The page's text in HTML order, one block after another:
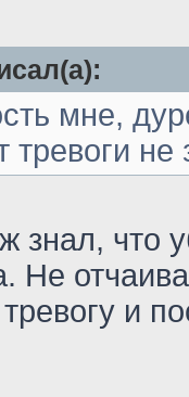
мне,
тревоги
знал, что
Не
и